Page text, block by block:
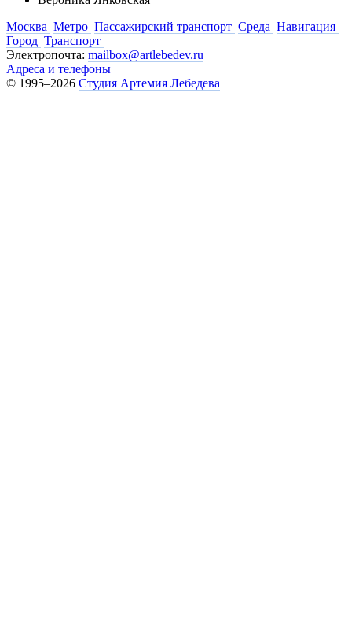
Москва Метро Пассажирский транспорт Среда Навигация
Город Транспорт
Электропочта: mailbox@artlebedev.ru
Адреса и телефоны
© 1995–2026 Студия Артемия Лебедева